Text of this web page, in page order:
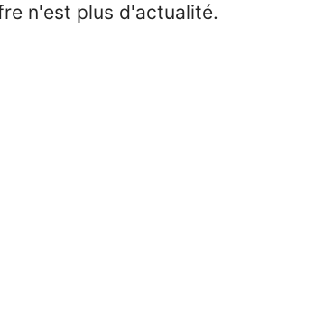
n'est plus d'actualité.